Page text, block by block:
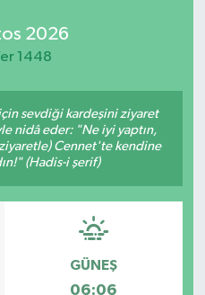
2026
1448
sevdiği kardeşini ziyaret
nidâ eder: "Ne iyi yaptın,
Cennet'te kendine
(Hadis-i şerif)
GÜNEŞ
06:06